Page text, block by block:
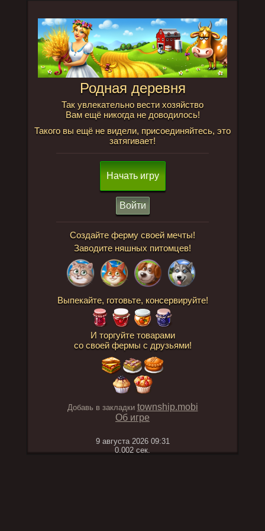
Родная деревня
Так увлекательно вести хозяйство
Вам ещё никогда не доводилось!
Такого вы ещё не видели, присоединяйтесь, это
затягивает!
Начать игру
Войти
Создайте ферму своей мечты!
Заводите няшных питомцев!
Выпекайте, готовьте, консервируйте!
И торгуйте товарами
со своей фермы с друзьями!
Добавь в закладки township.mobi
Об игре
9 августа 2026 09:31
0.002 сек.